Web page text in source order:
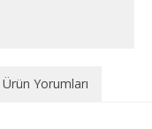
Ürün Yorumları